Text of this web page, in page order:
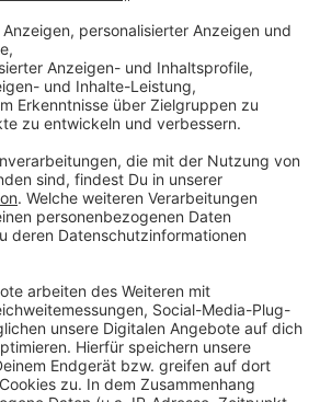
Service zu laden!
einen Service eines
um Videoinhalte
Dieser Service kann
zu Ihren Aktivitäten
Bitte lesen Sie die
und stimmen Sie der
Service zu, um dieses
Informationen
Akzeptieren
(Official Video)